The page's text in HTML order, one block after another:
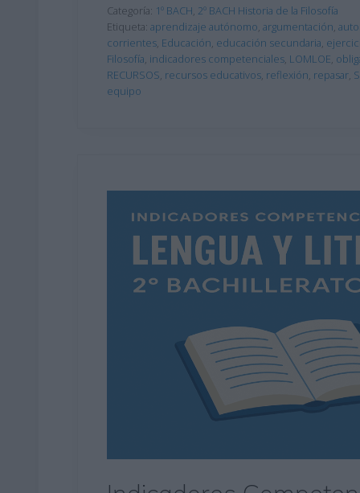
Categoría: 1º BACH, 2º BACH Historia de la Filosofía
Etiqueta: aprendizaje autónomo, argumentación,
corrientes, Educación, educación secundaria,
Filosofía, indicadores competenciales, LOMLOE,
RECURSOS, recursos educativos, reflexión, repasar,
equipo